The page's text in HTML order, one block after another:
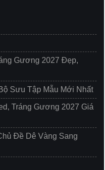
Gương 2027 Đẹp,
Sưu Tập Mẫu Mới Nhất
Tráng Gương 2027 Giá
Đề Dê Vàng Sang